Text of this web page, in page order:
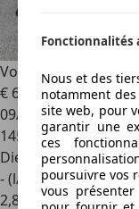
Volvo C302011 1l6
€ 6 490€ 6 990,-
09/2011
145 600 km
Diesel
- (l/100 km)
2,8
Fonctionnalités
Nous et des
notamment
site web, pour
garantir une
ces
poursuivre vos
vous